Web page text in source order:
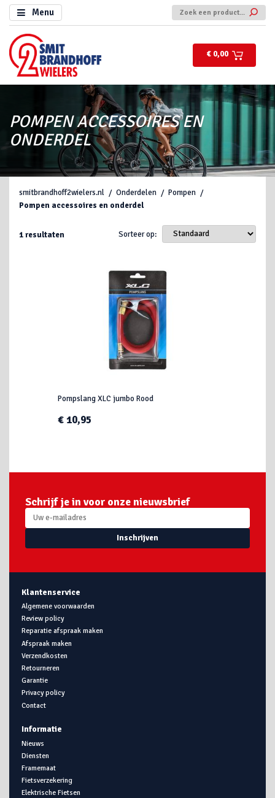
Menu
€ 0,00
POMPEN ACCESSOIRES EN
ONDERDEL
smitbrandhoff2wielers.nl Onderdelen
Pompen
Pompen accessoires en onderdel
1resultaten Sorteer op:
Pompslang XLC jumbo Rood
€ 10,95
Schrijf je in voor onze nieuwsbrief
Inschrijven
Klantenservice
Algemene voorwaarden
Review policy
Reparatie afspraak maken
Afspraak maken
Verzendkosten
Retourneren
Garantie
Privacy policy
Contact
Informatie
Nieuws
Diensten
Framemaat
Fietsverzekering
Elektrische Fietsen